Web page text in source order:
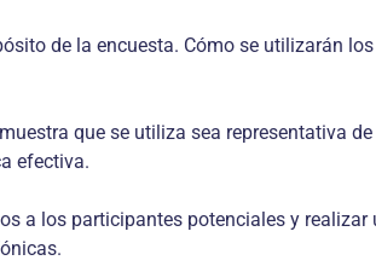
de la encuesta. Cómo se utilizarán
que se utiliza sea representativa
efectiva.
a los participantes potenciales y